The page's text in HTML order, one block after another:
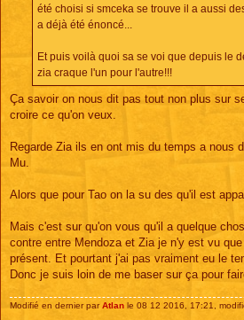
été choisi si smceka se trouve il a aussi
a déjà été énoncé...
Et puis voilà quoi sa se voi que depuis le
zia craque l'un pour l'autre!!!
Ça savoir on nous dit pas tout non plus sur
croire ce qu'on veux.
Regarde Zia ils en ont mis du temps a nous
Mu.
Alors que pour Tao on la su des qu'il est
Mais c'est sur qu'on vous qu'il a quelque
contre entre Mendoza et Zia je n'y est vu
présent. Et pourtant j'ai pas vraiment eu le
Donc je suis loin de me baser sur ça pour
Modifié en dernier parAtlan le 08 12 2016, 17:21,